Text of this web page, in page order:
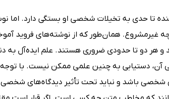
تا حدی به تخیلات شخصی او بستگی دارد. اما
غیرمشروع. همان‌طور که از نوشته‌های فروید
هر دو تا حدودی ضروری هستند. علم ایده‌آل به
آن، دستیابی به چنین علمی ممکن نیست. با توجه
شخصی باشد و نباید تحت تأثیر دیدگاه‌های شخصی